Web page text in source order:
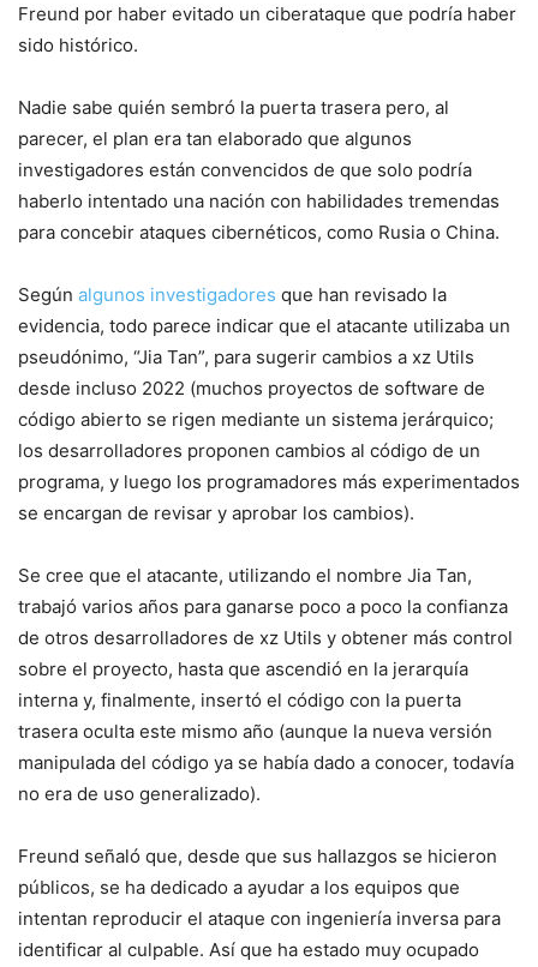
Freund por haber evitado un ciberataque que podría haber
sido histórico.
Nadie sabe quién sembró la puerta trasera pero, al
parecer, el plan era tan elaborado que algunos
investigadores están convencidos de que solo podría
haberlo intentado una nación con habilidades tremendas
para concebir ataques cibernéticos, como Rusia o China.
Según algunos investigadores que han revisado la
evidencia, todo parece indicar que el atacante utilizaba un
pseudónimo, “Jia Tan”, para sugerir cambios a xz Utils
desde incluso 2022 (muchos proyectos de software de
código abierto se rigen mediante un sistema jerárquico;
los desarrolladores proponen cambios al código de un
programa, y luego los programadores más experimentados
se encargan de revisar y aprobar los cambios).
Se cree que el atacante, utilizando el nombre Jia Tan,
trabajó varios años para ganarse poco a poco la confianza
de otros desarrolladores de xz Utils y obtener más control
sobre el proyecto, hasta que ascendió en la jerarquía
interna y, finalmente, insertó el código con la puerta
trasera oculta este mismo año (aunque la nueva versión
manipulada del código ya se había dado a conocer, todavía
no era de uso generalizado).
Freund señaló que, desde que sus hallazgos se hicieron
públicos, se ha dedicado a ayudar a los equipos que
intentan reproducir el ataque con ingeniería inversa para
identificar al culpable. Así que ha estado muy ocupado